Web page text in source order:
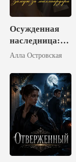
Осужденная
наследница:
Замуж за
Алла Островская